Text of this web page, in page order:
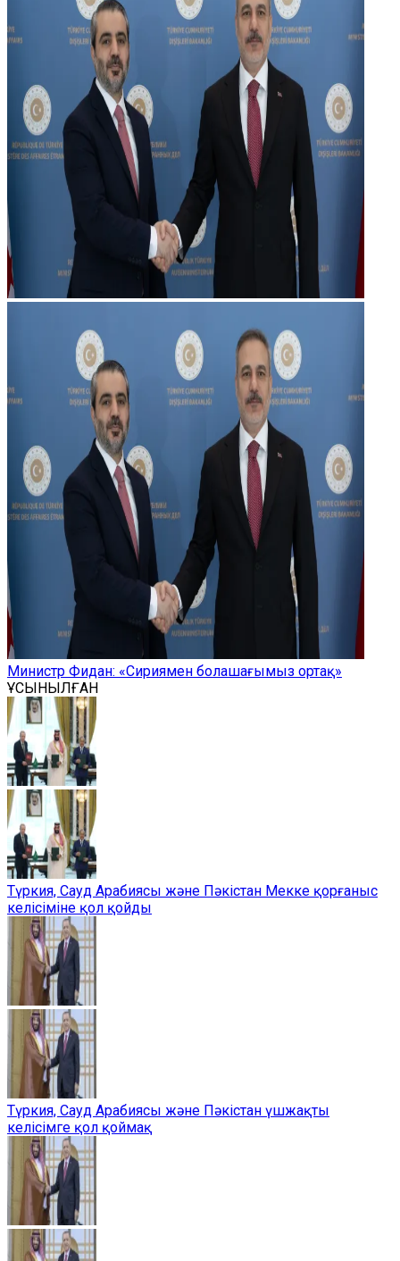
Министр Фидан: «Сириямен болашағымыз ортақ»
ҰСЫНЫЛҒАН
Түркия, Сауд Арабиясы және Пәкістан Мекке қорғаныс
келісіміне қол қойды
Түркия, Сауд Арабиясы және Пәкістан үшжақты
келісімге қол қоймақ